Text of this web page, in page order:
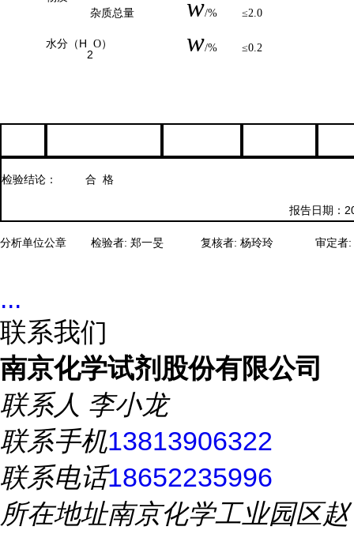
杂质总量
w/% ≤2.0
水分（H
2
O） w/% ≤0.2
检验结论： 合 格
报告日期：
分析单位公章 检验者: 郑一旻 复核者: 杨玲玲 审定者:
...
联系我们
南京化学试剂股份有限公司
联系人 李小龙
联系手机13813906322
联系电话18652235996
所在地址南京化学工业园区赵